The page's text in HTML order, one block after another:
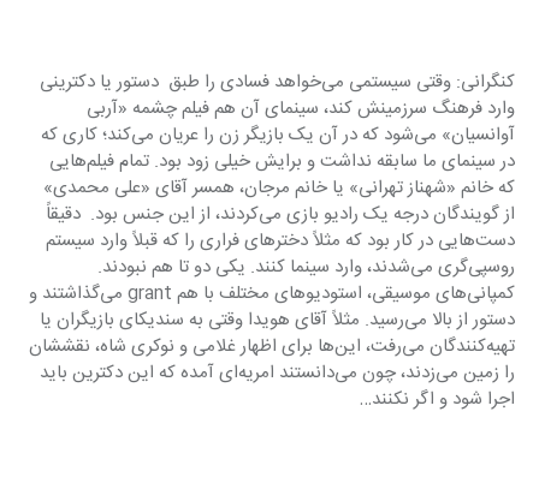
کنگرانی: وقتی سیستمی می‌خواهد فسادی را طبق  دستور یا دکترینی
وارد فرهنگ سرزمینش کند، سینمای آن هم فیلم چشمه «آربی
آوانسیان» می‌شود که در آن یک بازیگر زن را عریان می‌کند؛ کاری که
در سینمای ما سابقه نداشت و برایش خیلی زود بود. تمام فیلم‌هایی
که خانم «شهناز تهرانی» یا خانم مرجان، همسر آقای «علی محمدی»
از گویندگان درجه یک رادیو بازی می‌کردند، از این جنس بود.  دقیقاً
دست‌هایی در کار بود که مثلاً دخترهای فراری را که قبلاً وارد سیستم
روسپی‌گری می‌شدند، وارد سینما کنند. یکی دو تا هم نبودند.
کمپانی‌های موسیقی، استودیوهای مختلف با هم grant می‌گذاشتند و
دستور از بالا می‌رسید. مثلاً آقای هویدا وقتی به سندیکای بازیگران یا
تهیه‌کنندگان می‌رفت، این‌ها برای اظهار غلامی و نوکری شاه، نقششان
را زمین می‌زدند، چون می‌دانستند امریه‌ای آمده که این دکترین باید
اجرا شود و اگر نکنند…